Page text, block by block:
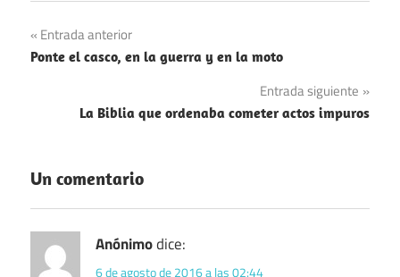
Navegación
de
entradas
Entrada anterior
Ponte el casco, en la guerra y en la moto
Entrada siguiente
La Biblia que ordenaba cometer actos impuros
Un comentario
Anónimodice:
6 de agosto de 2016 a las 02:44